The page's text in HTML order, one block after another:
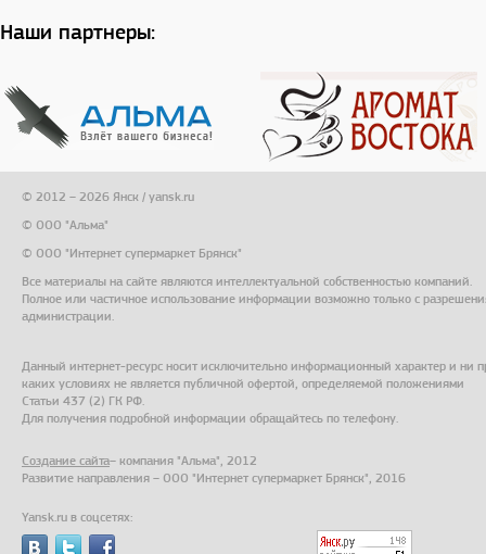
Наши партнеры:
© 2012 – 2026 Янск / yansk.ru
© ООО "Альма"
© ООО "Интернет супермаркет Брянск"
Все материалы на сайте являются интеллектуальной собственностью компаний.
Полное или частичное использование информации возможно только с
администрации.
Данный интернет-ресурс носит исключительно информационный характер и ни
каких условиях не является публичной офертой, определяемой положениями
Статьи 437 (2) ГК РФ.
Для получения подробной информации обращайтесь по телефону.
Создание сайта– компания "Альма", 2012
Развитие направления – ООО "Интернет супермаркет Брянск", 2016
Yansk.ru в соцсетях: